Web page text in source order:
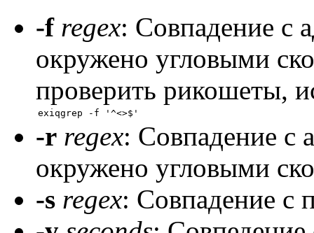
-f regex: Совпадение с
окружено угловыми
проверить рикошеты,
-r regex: Совпадение с
окружено угловыми
-s regex: Совпадение с